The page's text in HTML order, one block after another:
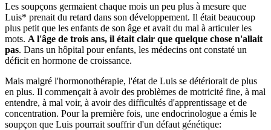
Les soupçons germaient chaque mois un peu plus à mesure que
Luis* prenait du retard dans son développement. Il était beaucoup
plus petit que les enfants de son âge et avait du mal à articuler les
mots. A l'âge de trois ans, il était clair que quelque chose n'allait
pas. Dans un hôpital pour enfants, les médecins ont constaté un
déficit en hormone de croissance.
Mais malgré l'hormonothérapie, l'état de Luis se détériorait de plus
en plus. Il commençait à avoir des problèmes de motricité fine, à mal
entendre, à mal voir, à avoir des difficultés d'apprentissage et de
concentration. Pour la première fois, une endocrinologue a émis le
soupçon que Luis pourrait souffrir d'un défaut génétique: